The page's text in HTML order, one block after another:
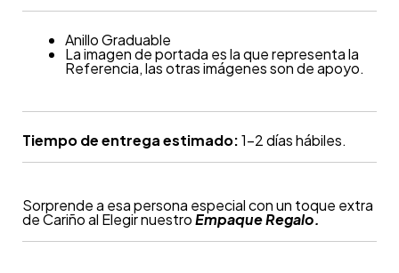
Anillo Graduable
La imagen de portada es la que representa la
Referencia, las otras imágenes son de apoyo.
Tiempo de entrega estimado:1-2 días hábiles.
Sorprende a esa persona especial con un toque extra
de Cariño al Elegir nuestroEmpaque Regalo.